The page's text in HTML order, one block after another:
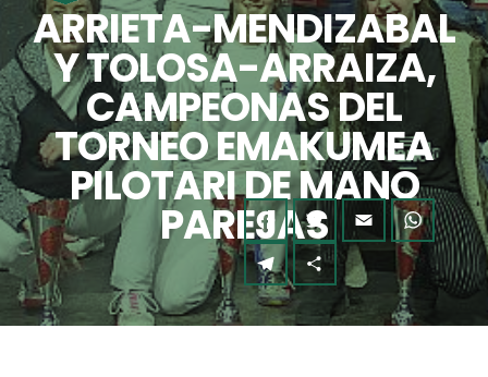
ARRIETA-MENDIZABAL
Y TOLOSA-ARRAIZA,
CAMPEONAS DEL
TORNEO EMAKUMEA
PILOTARI DE MANO
PAREJAS